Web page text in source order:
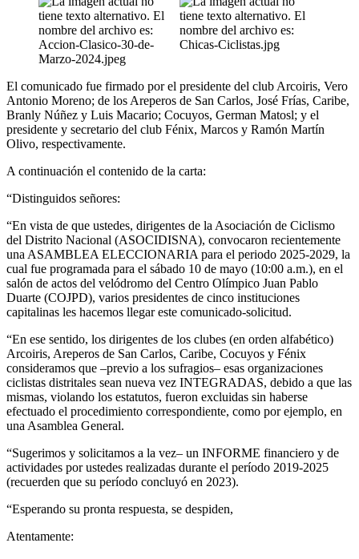
El comunicado fue firmado por el presidente del club Arcoiris, Vero
Antonio Moreno; de los Areperos de San Carlos, José Frías, Caribe,
Branly Núñez y Luis Macario; Cocuyos, German Matosl; y el
presidente y secretario del club Fénix, Marcos y Ramón Martín
Olivo, respectivamente.
A continuación el contenido de la carta:
“Distinguidos señores:
“En vista de que ustedes, dirigentes de la Asociación de Ciclismo
del Distrito Nacional (ASOCIDISNA), convocaron recientemente
una ASAMBLEA ELECCIONARIA para el periodo 2025-2029, la
cual fue programada para el sábado 10 de mayo (10:00 a.m.), en el
salón de actos del velódromo del Centro Olímpico Juan Pablo
Duarte (COJPD), varios presidentes de cinco instituciones
capitalinas les hacemos llegar este comunicado-solicitud.
“En ese sentido, los dirigentes de los clubes (en orden alfabético)
Arcoiris, Areperos de San Carlos, Caribe, Cocuyos y Fénix
consideramos que –previo a los sufragios– esas organizaciones
ciclistas distritales sean nueva vez INTEGRADAS, debido a que las
mismas, violando los estatutos, fueron excluidas sin haberse
efectuado el procedimiento correspondiente, como por ejemplo, en
una Asamblea General.
“Sugerimos y solicitamos a la vez– un INFORME financiero y de
actividades por ustedes realizadas durante el período 2019-2025
(recuerden que su período concluyó en 2023).
“Esperando su pronta respuesta, se despiden,
Atentamente: